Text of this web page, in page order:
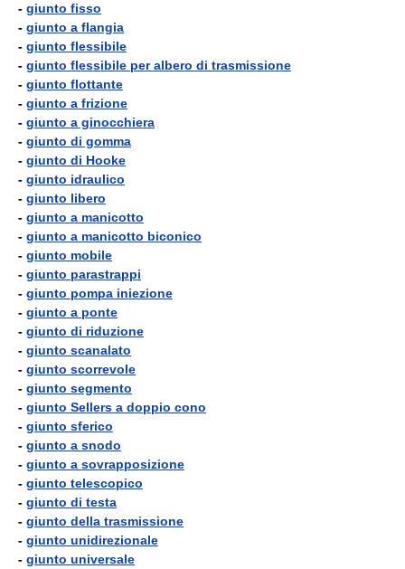
- giunto fisso
- giunto a flangia
- giunto flessibile
- giunto flessibile per albero di trasmissione
- giunto flottante
- giunto a frizione
- giunto a ginocchiera
- giunto di gomma
- giunto di Hooke
- giunto idraulico
- giunto libero
- giunto a manicotto
- giunto a manicotto biconico
- giunto mobile
- giunto parastrappi
- giunto pompa iniezione
- giunto a ponte
- giunto di riduzione
- giunto scanalato
- giunto scorrevole
- giunto segmento
- giunto Sellers a doppio cono
- giunto sferico
- giunto a snodo
- giunto a sovrapposizione
- giunto telescopico
- giunto di testa
- giunto della trasmissione
- giunto unidirezionale
- giunto universale